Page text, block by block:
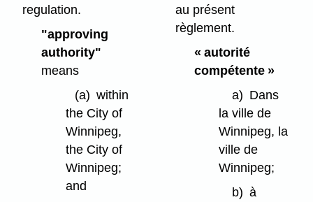
regulation.
"approving
authority"
means
(a) within
the City of
Winnipeg,
the City of
Winnipeg;
and
au présent
règlement.
« autorité
compétente »
a) Dans
la ville de
Winnipeg, la
ville de
Winnipeg;
b) à